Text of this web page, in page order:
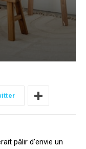
pâlir d’envie un